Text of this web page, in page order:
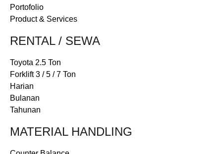
Portofolio
Product & Services
RENTAL / SEWA
Toyota 2.5 Ton
Forklift 3 / 5 / 7 Ton
Harian
Bulanan
Tahunan
MATERIAL HANDLING